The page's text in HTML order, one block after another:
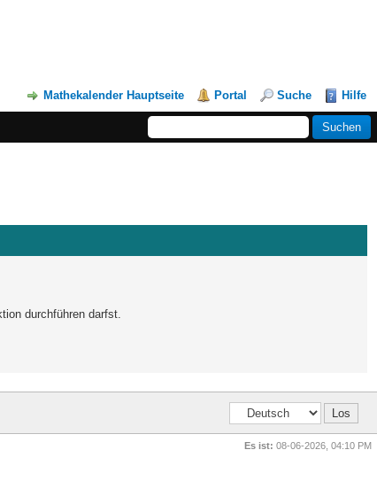
Mathekalender Hauptseite Portal Suche Hilfe
durchführen darfst.
Es ist: 08-06-2026, 04:10 PM